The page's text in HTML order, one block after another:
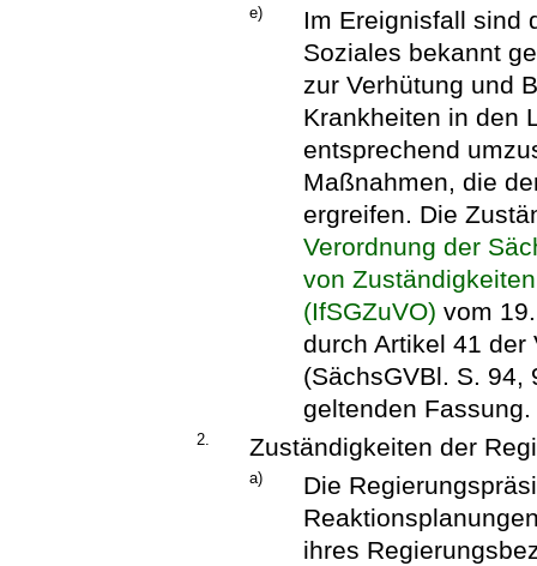
e)
Im Ereignisfall sind
Soziales bekannt
zur Verhütung und
Krankheiten in den
entsprechend
Maßnahmen, die
ergreifen. Die
Verordnung der
von
(IfSGZuVO) vom
durch Artikel 41 der
(SächsGVBl. S. 94,
geltenden Fassung.
2. Zuständigkeiten der
a)
Die
ihres